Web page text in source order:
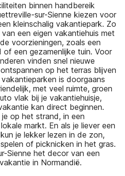
binnen handbereik
sur-Sienne kiezen voor
kleinschalig vakantiepark. Zo
een eigen vakantiehuis met
voorzieningen, zoals een
of een gezamenlijke tuin. Voor
vinden snel nieuwe
op het terras blijven
is doorgaans
met veel ruimte, groen
vlak bij je vakantiehuisje,
kan direct beginnen.
op het strand, in een
markt. En als je liever een
je lekker lezen in de zon,
of picknicken in het gras.
Sienne het decor van een
in Normandië.